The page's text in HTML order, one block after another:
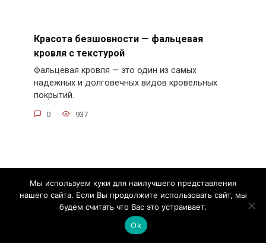
Красота безшовности — фальцевая
кровля с текстурой
Фальцевая кровля — это один из самых
надежных и долговечных видов кровельных
покрытий.
0 937
межкомнатную дверь — подробная
инструкция
Установка дверного добора на межкомнатную
дверь является важным этапом при его
Мы используем куки для наилучшего представления
нашего сайта. Если Вы продолжите использовать сайт, мы
будем считать что Вас это устраивает.
Ok